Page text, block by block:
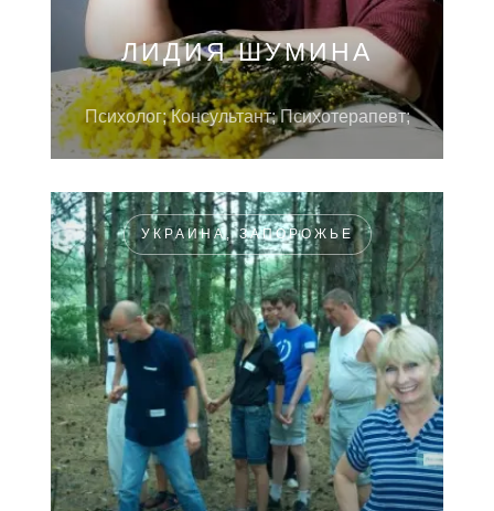
ЛИДИЯ ШУМИНА
Психолог; Консультант; Психотерапевт;
УКРАИНА, ЗАПОРОЖЬЕ